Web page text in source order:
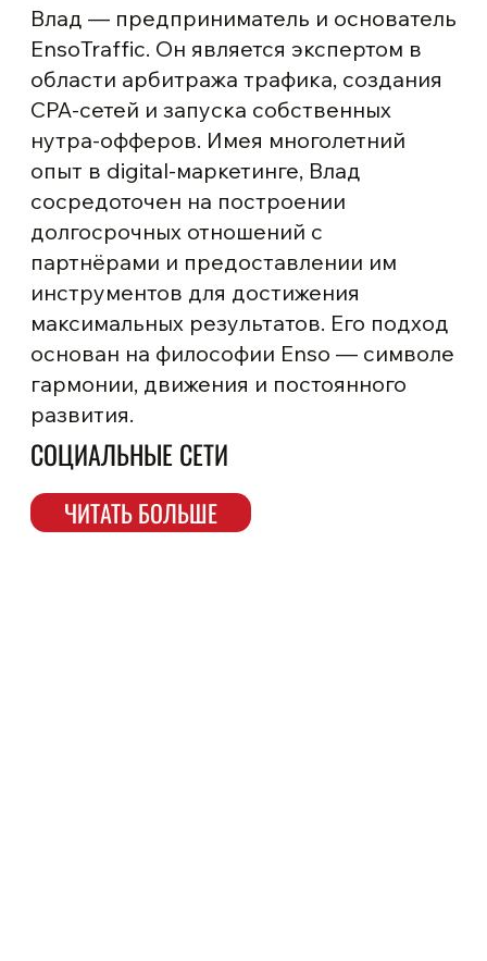
Влад — предприниматель и основатель
EnsoTraffic. Он является экспертом в
области арбитража трафика, создания
CPA-сетей и запуска собственных
нутра-офферов. Имея многолетний
опыт в digital-маркетинге, Влад
сосредоточен на построении
долгосрочных отношений с
партнёрами и предоставлении им
инструментов для достижения
максимальных результатов. Его подход
основан на философии Enso — символе
гармонии, движения и постоянного
развития.
СОЦИАЛЬНЫЕ СЕТИ
ЧИТАТЬ БОЛЬШЕ